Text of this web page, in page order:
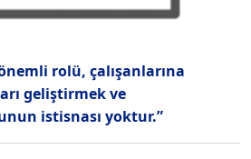
rolü, çalışanlarına
geliştirmek ve
istisnası yoktur.”